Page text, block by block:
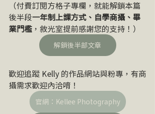
（付費訂閱方格子專欄，就能解鎖本篇
後半段一年制上課方式、自學商攝、畢
業門檻 ，敘光室提前感謝您的支持！ ）
解鎖後半部文章
歡迎追蹤 Kelly 的作品網站與粉專，有商
攝需求歡迎內洽唷！
官網：Kellee Photography